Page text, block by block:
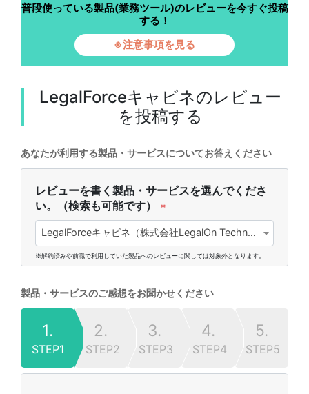
普段使っている製品(業務ツール)のレビューを今すぐ投稿
する！
※注意事項を見る
LegalForceキャビネのレビュー
を投稿する
あなたが利用する製品・サービスについてお答えください
レビューを書く製品・サービスを選んでくださ
い。（検索も可能です）
*
LegalForceキャビネ（株式会社LegalOn Technologies)
※解約済みや前職で利用していた製品へのレビューに関しては対象外となります。
製品・サービスのご感想をお聞かせください
1.
STEP1
2.
STEP2
3.
STEP3
4.
STEP4
5.
STEP5